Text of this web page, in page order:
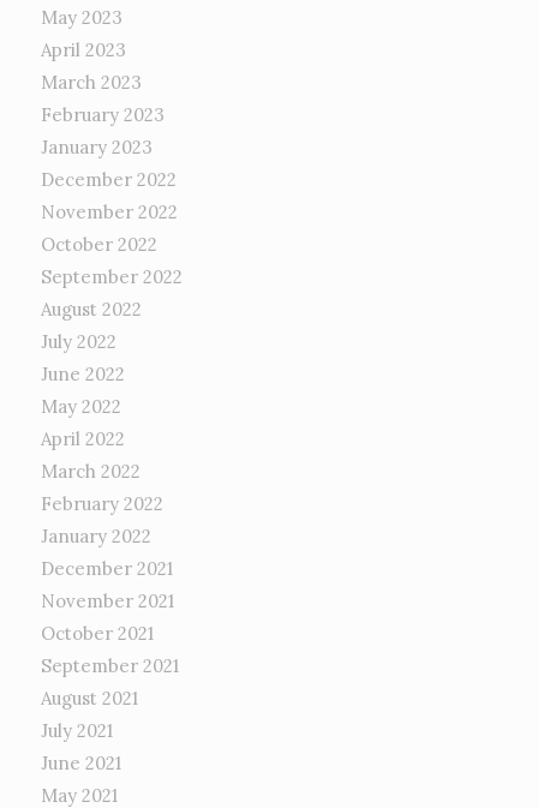
May 2023
April 2023
March 2023
February 2023
January 2023
December 2022
November 2022
October 2022
September 2022
August 2022
July 2022
June 2022
May 2022
April 2022
March 2022
February 2022
January 2022
December 2021
November 2021
October 2021
September 2021
August 2021
July 2021
June 2021
May 2021